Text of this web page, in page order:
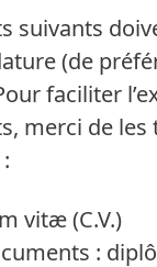
suivants
(de
faciliter
merci de les
vitæ(C.V.)
: